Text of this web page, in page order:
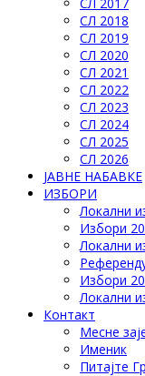
СЛ 2018
СЛ 2019
СЛ 2020
СЛ 2021
СЛ 2022
СЛ 2023
СЛ 2024
СЛ 2025
СЛ 2026
ЈАВНЕ НАБАВКЕ
ИЗБОРИ
Локални
Избори
Локални
Избори
Локални
Контакт
Месне
Именик
Питајте